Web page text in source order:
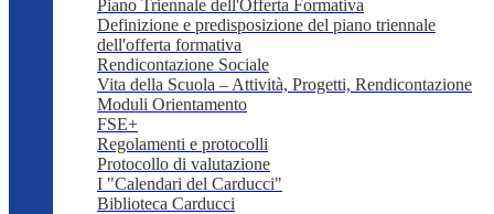
Piano Triennale dell'Offerta Formativa
Definizione e predisposizione del piano triennale
dell'offerta formativa
Rendicontazione Sociale
Vita della Scuola – Attività, Progetti, Rendicontazione
Moduli Orientamento
FSE+
Regolamenti e protocolli
Protocollo di valutazione
I "Calendari del Carducci"
Biblioteca Carducci